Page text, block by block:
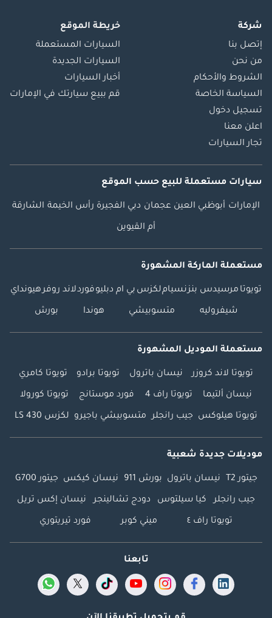
شركة
إتصل بنا
من نحن
الشروط والأحكام
السياسة الخاصة
تسجيل دخول
اعلن معنا
تجار السيارات
خريطة الموقع
السيارات المستعملة
السيارات الجديدة
أخبار السيارات
قم ببيع سيارتك في الإمارات
سيارات مستعملة للبيع حسب الموقع
الإمارات أبوظبي العين عجمان دبي الفجيرة رأس الخيمة الشارقة
أم القيوين
مستعملة الماركة المشهورة
تويوتا مرسيدس بنزنسياملكزس بي ام دبليوفوردلاند روفرهيونداي
شيفروليه متسوبيشي هوندا بورش
مستعملة الموديل المشهورة
تويوتا لاند كروزر نيسان باترول تويوتا برادو تويوتا كامري
نيسان ألتيما تويوتا راف 4 فورد موستانج تويوتا كورولا
تويوتا هيلوكس جيب رانجلر متسوبيشي باجيرو لكزس LS 430
موديلات جديدة شعبية
جيتور T2 نيسان باترول بورش 911 نيسان كيكس جيتور G700
جيب رانجلر كيا سيلتوس دودج تشالينجر نيسان إكس تريل
تويوتا راف ٤ ميني كوبر فورد تيريتوري
تابعنا